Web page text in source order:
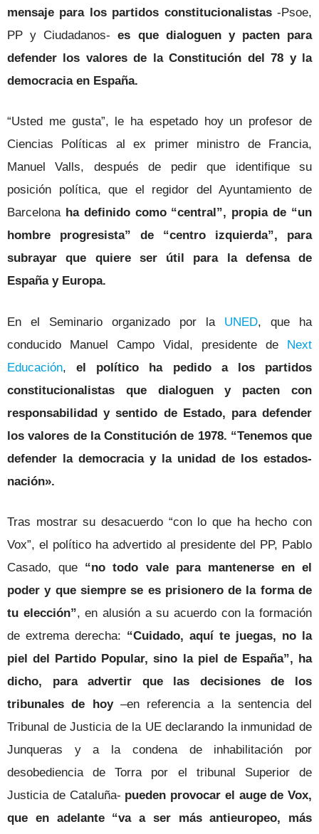
mensaje para los partidos constitucionalistas-Psoe,
PP y Ciudadanos-es que dialoguen y pacten para
defender los valores de la Constitución del 78 y la
democracia en España.
“Usted me gusta”, le ha espetado hoy un profesor de
Ciencias Políticas al ex primer ministro de Francia,
Manuel Valls, después de pedir que identifique su
posición política, que el regidor del Ayuntamiento de
Barcelona ha definido como “central”, propia de “un
hombre progresista” de “centro izquierda”, para
subrayar que quiere ser útil para la defensa de
España y Europa.
En el Seminario organizado por la UNED, que ha
conducido Manuel Campo Vidal, presidente de Next
Educación,el político ha pedido a los partidos
constitucionalistas que dialoguen y pacten con
responsabilidad y sentido de Estado, para defender
los valores de la Constitución de 1978. “Tenemos que
defender la democracia y la unidad de los estados-
nación».
Tras mostrar su desacuerdo “con lo que ha hecho con
Vox”, el político ha advertido al presidente del PP, Pablo
Casado, que “no todo vale para mantenerse en el
poder y que siempre se es prisionero de la forma de
tu elección”, en alusión a su acuerdo con la formación
de extrema derecha: “Cuidado, aquí te juegas, no la
piel del Partido Popular, sino la piel de España”, ha
dicho, para advertir que las decisiones de los
tribunales de hoy–en referencia a la sentencia del
Tribunal de Justicia de la UE declarando la inmunidad de
Junqueras y a la condena de inhabilitación por
desobediencia de Torra por el tribunal Superior de
Justicia de Cataluña- pueden provocar el auge de Vox,
que en adelante “va a ser más antieuropeo, más